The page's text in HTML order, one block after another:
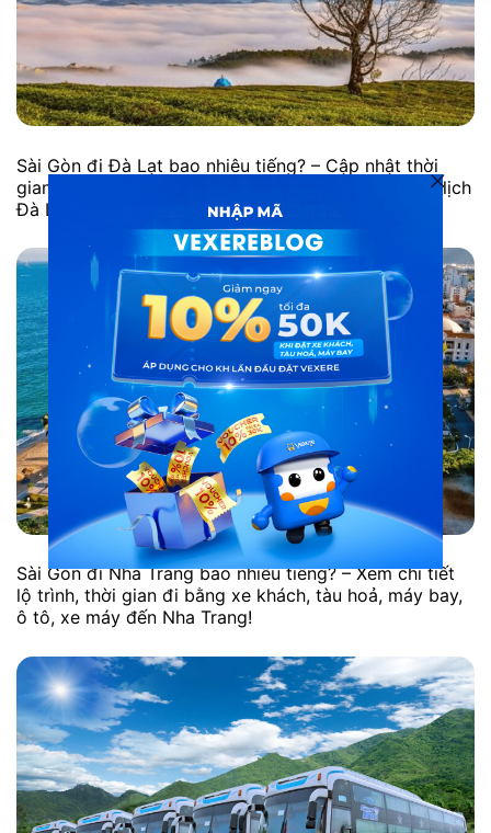
Sài Gòn đi Đà Lạt bao nhiêu tiếng? – Cập nhật thời
gian, phương tiện, lộ trình di chuyển và các tips du lịch
Đà Lạt hot nhất. Xem ngay!
Sài Gòn đi Nha Trang bao nhiêu tiếng? – Xem chi tiết
lộ trình, thời gian đi bằng xe khách, tàu hoả, máy bay,
ô tô, xe máy đến Nha Trang!